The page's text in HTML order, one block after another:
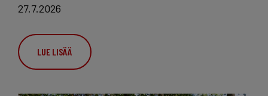
27.7.2026
LUE LISÄÄ